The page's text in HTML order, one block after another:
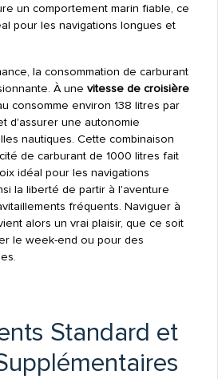
un comportement marin fiable, ce
pour les navigations longues et
la consommation de carburant
À une vitesse de croisière
consomme environ 138 litres par
d'assurer une autonomie
nautiques. Cette combinaison
de carburant de 1000 litres fait
idéal pour les navigations
la liberté de partir à l'aventure
fréquents. Naviguer à
alors un vrai plaisir, que ce soit
le week-end ou pour des
Standard et